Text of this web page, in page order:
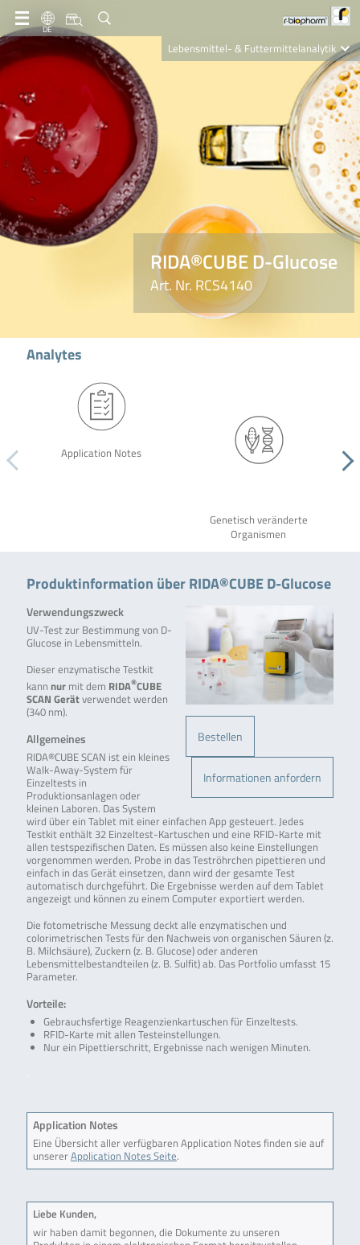
DE
Lebensmittel- & Futtermittelanalytik
Nutrition Care
RIDA®CUBE D-Glucose
Art. Nr. RCS4140
Analytes
Application Notes
Genetisch veränderte
Organismen
Produktinformation über RIDA®CUBE D-Glucose
Bestellen
Informationen anfordern
Verwendungszweck
UV-Test zur Bestimmung von D-
Glucose in Lebensmitteln.
Dieser enzymatische Testkit
kann nurmit dem RIDA®CUBE
SCAN Gerätverwendet werden
(340 nm).
Allgemeines
RIDA®CUBE SCAN ist ein kleines
Walk-Away-System für
Einzeltests in
Produktionsanlagen oder
kleinen Laboren. Das System
wird über ein Tablet mit einer einfachen App gesteuert. Jedes
Testkit enthält 32 Einzeltest-Kartuschen und eine RFID-Karte mit
allen testspezifischen Daten. Es müssen also keine Einstellungen
vorgenommen werden. Probe in das Teströhrchen pipettieren und
einfach in das Gerät einsetzen, dann wird der gesamte Test
automatisch durchgeführt. Die Ergebnisse werden auf dem Tablet
angezeigt und können zu einem Computer exportiert werden.
Die fotometrische Messung deckt alle enzymatischen und
colorimetrischen Tests für den Nachweis von organischen Säuren (z.
B. Milchsäure), Zuckern (z. B. Glucose) oder anderen
Lebensmittelbestandteilen (z. B. Sulfit) ab. Das Portfolio umfasst 15
Parameter.
Vorteile:
Gebrauchsfertige Reagenzienkartuschen für Einzeltests.
RFID-Karte mit allen Testeinstellungen.
Nur ein Pipettierschritt, Ergebnisse nach wenigen Minuten.
Application Notes
Eine Übersicht aller verfügbaren Application Notes finden sie auf
unsererApplication Notes Seite.
Liebe Kunden,
wir haben damit begonnen, die Dokumente zu unseren